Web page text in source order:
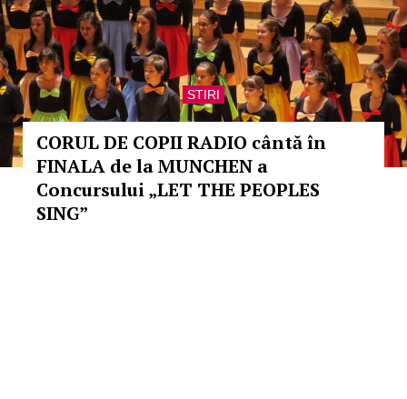
STIRI
CORUL DE COPII RADIO cântă în
FINALA de la MUNCHEN a
Concursului „LET THE PEOPLES
SING”